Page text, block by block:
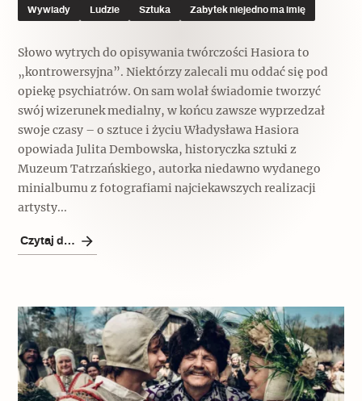
Wywiady Ludzie Sztuka Zabytek niejedno ma imię
Słowo wytrych do opisywania twórczości Hasiora to
„kontrowersyjna”. Niektórzy zalecali mu oddać się pod
opiekę psychiatrów. On sam wolał świadomie tworzyć
swój wizerunek medialny, w końcu zawsze wyprzedzał
swoje czasy – o sztuce i życiu Władysława Hasiora
opowiada Julita Dembowska, historyczka sztuki z
Muzeum Tatrzańskiego, autorka niedawno wydanego
minialbumu z fotografiami najciekawszych realizacji
artysty...
Czytaj dalej